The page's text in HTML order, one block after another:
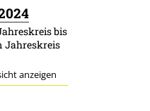
bis
Jahreskreis
anzeigen